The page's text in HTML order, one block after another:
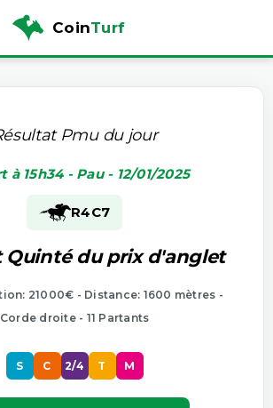
CoinTurf
Pmu du jour
à 15h34 - Pau - 12/01/2025
R4C7
Quinté du prix d'anglet
21000€ - Distance: 1600 mètres -
Corde droite - 11 Partants
S C 2/4 T M